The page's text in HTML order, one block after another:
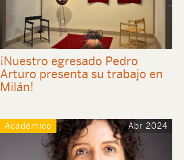
¡Nuestro egresado Pedro
Arturo presenta su trabajo en
Milán!
Académico Abr 2024